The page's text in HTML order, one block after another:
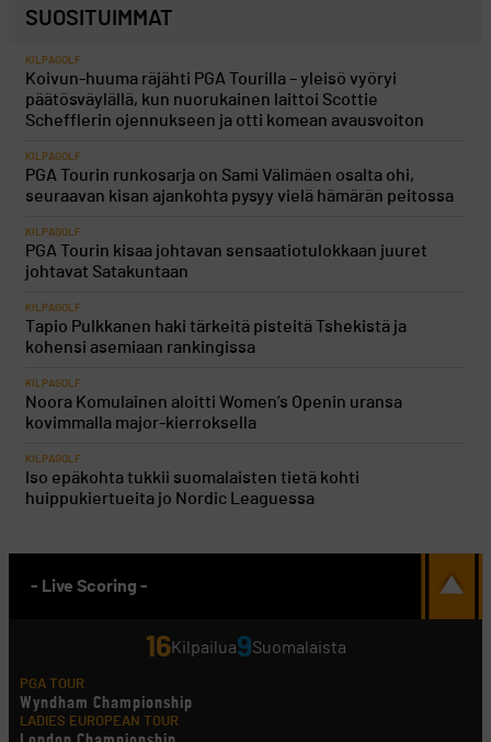
SUOSITUIMMAT
KILPAGOLF
Koivun-huuma räjähti PGA Tourilla – yleisö vyöryi
päätösväylällä, kun nuorukainen laittoi Scottie
Schefflerin ojennukseen ja otti komean avausvoiton
KILPAGOLF
PGA Tourin runkosarja on Sami Välimäen osalta ohi,
seuraavan kisan ajankohta pysyy vielä hämärän peitossa
KILPAGOLF
PGA Tourin kisaa johtavan sensaatiotulokkaan juuret
johtavat Satakuntaan
KILPAGOLF
Tapio Pulkkanen haki tärkeitä pisteitä Tshekistä ja
kohensi asemiaan rankingissa
KILPAGOLF
Noora Komulainen aloitti Women’s Openin uransa
kovimmalla major-kierroksella
KILPAGOLF
Iso epäkohta tukkii suomalaisten tietä kohti
huippukiertueita jo Nordic Leaguessa
- Live Scoring -
16Kilpailua9Suomalaista
PGA TOUR
Wyndham Championship
LADIES EUROPEAN TOUR